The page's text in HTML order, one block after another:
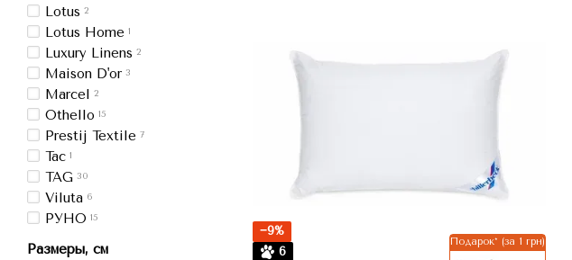
Подарок* (за 1 грн)
−9%
6
Lotus 2
Lotus Home 1
Luxury Linens 2
Maison D'or 3
Marcel 2
Othello 15
Prestij Textile 7
Tac 1
TAG 30
Viluta 6
РУНО 15
Размеры, см